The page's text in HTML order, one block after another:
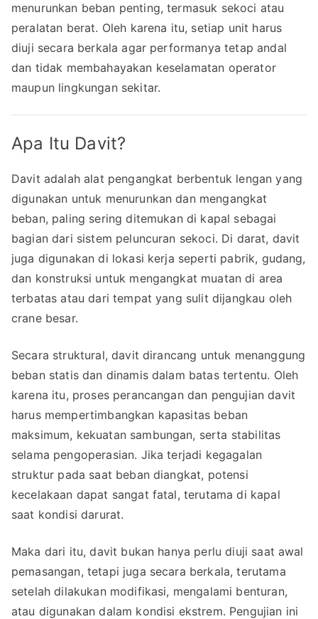
menurunkan beban penting, termasuk sekoci atau
peralatan berat. Oleh karena itu, setiap unit harus
diuji secara berkala agar performanya tetap andal
dan tidak membahayakan keselamatan operator
maupun lingkungan sekitar.
Apa Itu Davit?
Davit adalah alat pengangkat berbentuk lengan yang
digunakan untuk menurunkan dan mengangkat
beban, paling sering ditemukan di kapal sebagai
bagian dari sistem peluncuran sekoci. Di darat, davit
juga digunakan di lokasi kerja seperti pabrik, gudang,
dan konstruksi untuk mengangkat muatan di area
terbatas atau dari tempat yang sulit dijangkau oleh
crane besar.
Secara struktural, davit dirancang untuk menanggung
beban statis dan dinamis dalam batas tertentu. Oleh
karena itu, proses perancangan dan pengujian davit
harus mempertimbangkan kapasitas beban
maksimum, kekuatan sambungan, serta stabilitas
selama pengoperasian. Jika terjadi kegagalan
struktur pada saat beban diangkat, potensi
kecelakaan dapat sangat fatal, terutama di kapal
saat kondisi darurat.
Maka dari itu, davit bukan hanya perlu diuji saat awal
pemasangan, tetapi juga secara berkala, terutama
setelah dilakukan modifikasi, mengalami benturan,
atau digunakan dalam kondisi ekstrem. Pengujian ini